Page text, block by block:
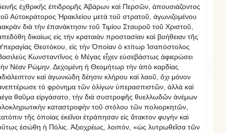
ἐχθρικῆς ἐπιδρομῆς Ἀβάρων καὶ Περσῶν, ἀπουσιάζοντος
Αὐτοκράτορος Ἡρακλείου μετὰ τοῦ στρατοῦ, ἀγωνιζομένου
διὰ τὴν ἐπανάκτησιν τοῦ Τιμίου Σταυροῦ τοῦ Χριστοῦ,
δικαίως εἰς τὴν κραταιὰν προστασίαν καὶ βοήθειαν τῆς
Θεοτόκου, εἰς τὴν Ὁποίαν ὁ κτίτωρ Ἰσαπόστολος
Κωνσταντῖνος ὁ Μέγας εἶχεν εὐσεβάστως ἀφιερώσει
Νέαν Ρώμην. Δεχομένη ἡ Θεομήτωρ τὴν ἀπὸ καρδίας
καὶ ἀγωνιώδη δέησιν κλήρου καὶ λαοῦ, ὄχι μόνον
τὸ φρόνημα τῶν ὀλίγων ὑπερασπιστῶν, ἀλλὰ καὶ
θαῦμα εἰργάσατο, τὴν διὰ συστροφῆς θυελλωδῶν ἀνέμων
καταστροφὴν τοῦ στόλου τῶν πολιορκητῶν,
τῆς ὁποίας ἐκεῖνοι ἐτράπησαν εἰς ἄτακτον φυγὴν καὶ
ἐσώθη ἡ Πόλις. Ἀξιοχρέως, λοιπόν, «ὡς λυτρωθεῖσα τῶν